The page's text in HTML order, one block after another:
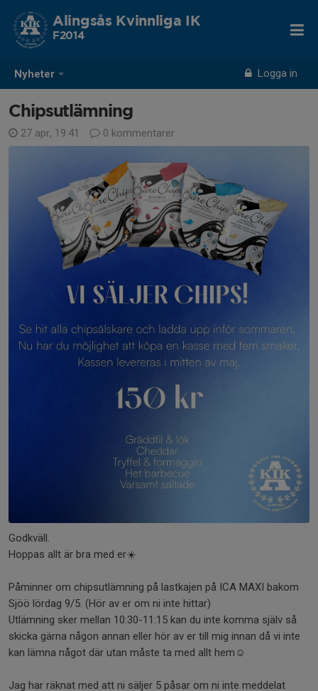
Nyheter Logga in
Alingsås Kvinnliga IK
F2014
Chipsutlämning
27 apr, 19:41 0 kommentarer
Godkväll.
Hoppas allt är bra med er☀️
Påminner om chipsutlämning på lastkajen på ICA MAXI bakom
Sjöö lördag 9/5. (Hör av er om ni inte hittar)
Utlämning sker mellan 10:30-11:15 kan du inte komma själv så
skicka gärna någon annan eller hör av er till mig innan då vi inte
kan lämna något där utan måste ta med allt hem☺️
Jag har räknat med att ni säljer 5 påsar om ni inte meddelat